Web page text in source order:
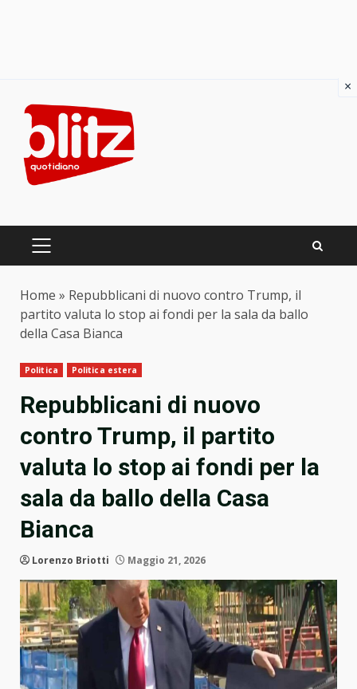
content
PRIMARY
Home » Repubblicani di nuovo contro Trump, il
partito valuta lo stop ai fondi per la sala da ballo
della Casa Bianca
Politica Politica estera
Repubblicani di nuovo
contro Trump, il partito
valuta lo stop ai fondi per la
sala da ballo della Casa
Bianca
Lorenzo Briotti Maggio 21, 2026
×